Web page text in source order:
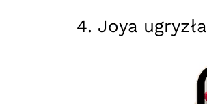
4. Joya